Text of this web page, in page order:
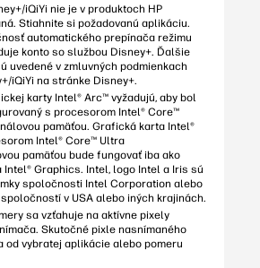
iQiYi nie je v produktoch HP
Stiahnite si požadovanú aplikáciu.
automatického prepínača režimu
konto so službou Disney+. Ďalšie
uvedené v zmluvných podmienkach
iQiYi na stránke Disney+.
karty Intel® Arc™ vyžadujú, aby bol
s procesorom Intel® Core™
pamäťou. Grafická karta Intel®
Intel® Core™ Ultra
pamäťou bude fungovať iba ako
Graphics. Intel, logo Intel a Iris sú
spoločnosti Intel Corporation alebo
v USA alebo iných krajinách.
sa vzťahuje na aktívne pixely
Skutočné pixle nasnímaného
od vybratej aplikácie alebo pomeru